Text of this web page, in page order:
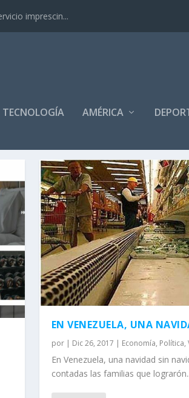
imprescin...
TECNOLOGÍA AMÉRICA
EN VENEZUELA, UNA
por | Dic 26, 2017 | Economía, Política,
En Venezuela, una navidad sin
contadas las familias que